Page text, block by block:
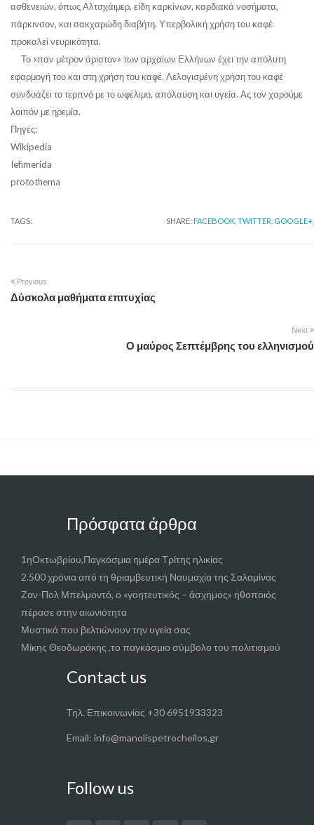
ασθενειών, όπως Αλτσχάιμερ, είδη καρκίνων, καρδιακά νοσήματα,
πάρκινσον, και σακχαρώδη διαβήτη. Υπερβολική χρήση του καφέ
προκαλεί νευρικότητα.
Το «παν μέτρον άριστον» των αρχαίων Ελλήνων έχει την απόλυτη
εφαρμογή του και στη χρήση του καφέ. Λελογισμένη χρήση του καφέ
συνδυάζει το τερπνό με το ωφέλιμο, απόλαυση και υγεία. Ας τον χαρούμε
λοιπόν με ηρεμία.
Πηγές:
Wikipedia
Iefimerida
protothema
TAGS: SHARE: FACEBOOK, TWITTER, GOOGLE+,
Previous
Δύσκολα μαθήματα επιτυχίας
Next
Ο μαύρος Σεπτέμβρης του ελληνισμού
Πρόσφατα άρθρα
1ηΟκτωβρίου,Παγκόσμια ημέρα Τρίτης ηλικίας
2.500 χρόνια από τη θριαμβευτική Ναυμαχία της Σαλαμίνας
Ζαν-Πολ Μπελμοντό, ο «γοητευτικός – άσχημος» ηθοποιός
πέρασε στην αιωνιότητα
Μυστικά που βελτιώνουν την υγεία σας
Μίκης Θεοδωράκης ,το παγκόσμιο σύμβολο του πολιτισμού
Contact us
Τηλ. Επικοινωνίας +30 6951933323
Email: info@manolispetrocheilos.gr
Follow us